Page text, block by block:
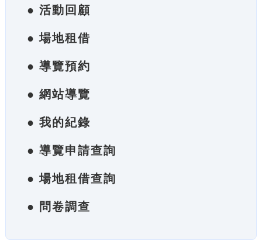
● 活動回顧
● 場地租借
● 導覽預約
● 網站導覽
● 我的紀錄
● 導覽申請查詢
● 場地租借查詢
● 問卷調查